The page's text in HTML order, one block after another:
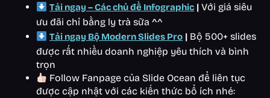
Tải ngay – Các chủ đề Infographic | Với giá siêu
ưu đãi chỉ bằng ly trà sữa ^^
Tải ngay Bộ Modern Slides Pro | Bộ 500+ slides
được rất nhiều doanh nghiệp yêu thích và bình
trọn
Follow Fanpage của Slide Ocean để liên tục
được cập nhật với các kiến thức bổ ích nhé: